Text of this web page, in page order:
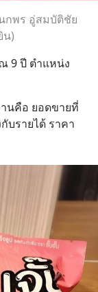
กพร อู่สมบัติชัย
น)
9 ปี ตำแหน่ง
นคือ ยอดขายที่
บรายได้ ราคา